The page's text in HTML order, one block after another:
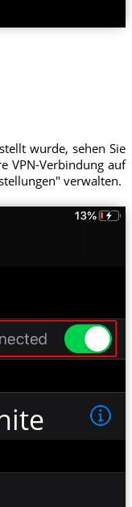
wurde, sehen Sie
VPN-Verbindung auf
verwalten.